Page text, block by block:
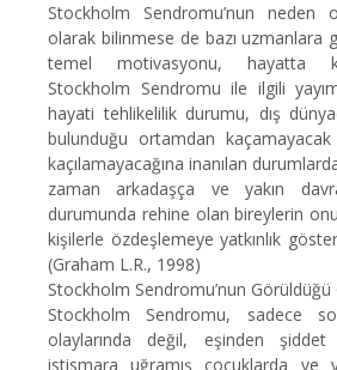
Stockholm Sendromu’nun neden
olarak bilinmese de bazı uzmanlara
temel motivasyonu, hayatta
Stockholm Sendromu ile ilgili
hayati tehlikelilik durumu, dış
bulunduğu ortamdan
kaçılamayacağına inanılan
zaman arkadaşça ve yakın
durumunda rehine olan bireylerin
kişilerle özdeşlemeye yatkınlık
(Graham L.R., 1998)
Stockholm Sendromu’nun Görüldüğü
Stockholm Sendromu, sadece
olaylarında değil, eşinden şiddet
istismara uğramış çocuklarda ve